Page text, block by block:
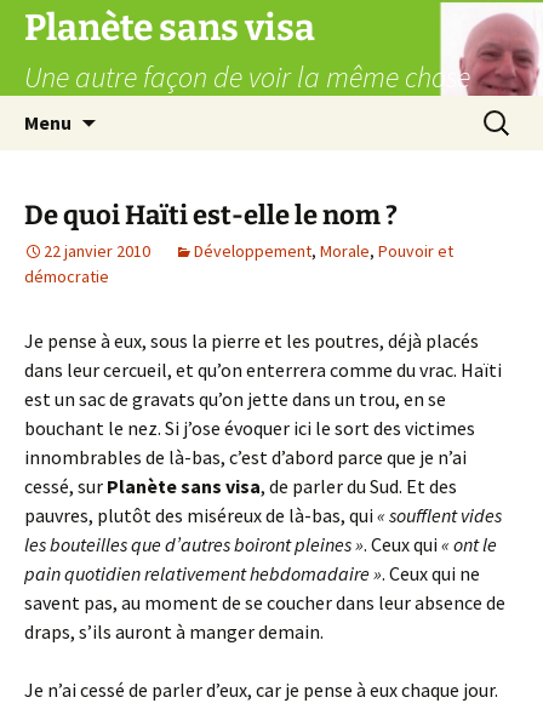
Aller
contenu
Planète sans visa
Une autre façon de voir la même chose
Menu
De quoi Haïti est-elle le nom ?
22 janvier 2010 Développement, Morale, Pouvoir et
démocratie
Je pense à eux, sous la pierre et les poutres, déjà placés
dans leur cercueil, et qu’on enterrera comme du vrac. Haïti
est un sac de gravats qu’on jette dans un trou, en se
bouchant le nez. Si j’ose évoquer ici le sort des victimes
innombrables de là-bas, c’est d’abord parce que je n’ai
cessé, sur Planète sans visa, de parler du Sud. Et des
pauvres, plutôt des miséreux de là-bas, qui « soufflent vides
les bouteilles que d’autres boiront pleines ». Ceux qui « ont le
pain quotidien relativement hebdomadaire ». Ceux qui ne
savent pas, au moment de se coucher dans leur absence de
draps, s’ils auront à manger demain.
Je n’ai cessé de parler d’eux, car je pense à eux chaque jour.